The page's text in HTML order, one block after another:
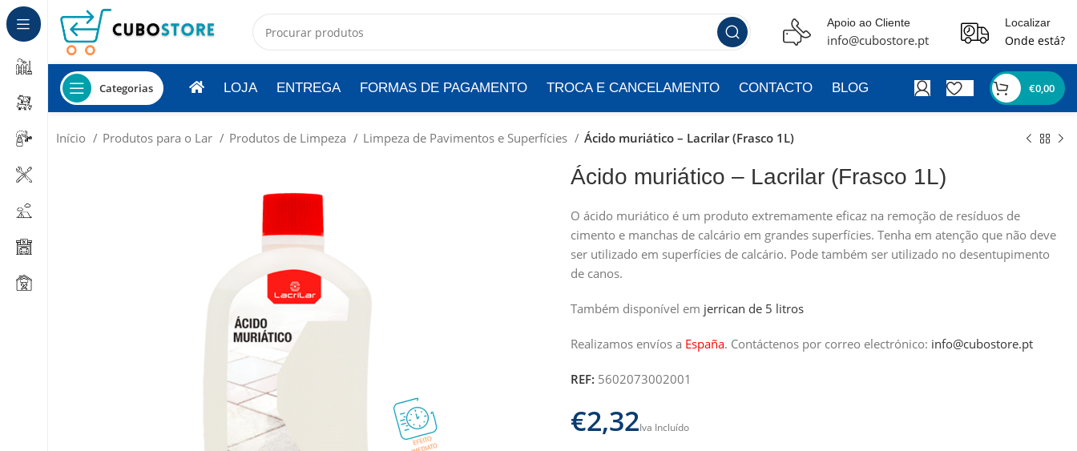
Apoio ao Cliente
info@cubostore.pt
Localizar
Onde está?
Categorias LOJA ENTREGA FORMAS DE PAGAMENTO TROCA E CANCELAMENTO CONTACTO BLOG €0,00
Início Produtos para o Lar Produtos de Limpeza Limpeza de Pavimentos e Superfícies Ácido muriático – Lacrilar (Frasco 1L)
Ácido muriático – Lacrilar (Frasco 1L)
O ácido muriático é um produto extremamente eficaz na remoção de resíduos de
cimento e manchas de calcário em grandes superfícies. Tenha em atenção que não deve
ser utilizado em superfícies de calcário. Pode também ser utilizado no desentupimento
de canos.
Também disponível em jerrican de 5 litros
Realizamos envíos a España. Contáctenos por correo electrónico: info@cubostore.pt
REF: 5602073002001
€